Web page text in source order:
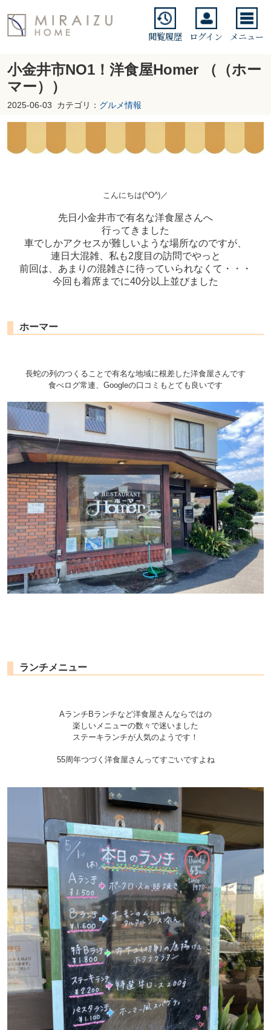
閲覧履歴 ログイン メニュー
小金井市NO1！洋食屋Homer （（ホー
マー））
2025-06-03 カテゴリ： グルメ情報
こんにちは(^O^)／
先日小金井市で有名な洋食屋さんへ
行ってきました
車でしかアクセスが難しいような場所なのですが、
連日大混雑、私も2度目の訪問でやっと
前回は、あまりの混雑さに待っていられなくて・・・
今回も着席までに40分以上並びました
ホーマー
長蛇の列のつくることで有名な地域に根差した洋食屋さんです
食べログ常連、Googleの口コミもとても良いです
ランチメニュー
AランチBランチなど洋食屋さんならではの
楽しいメニューの数々で迷いました
ステーキランチが人気のようです！
55周年つづく洋食屋さんってすごいですよね